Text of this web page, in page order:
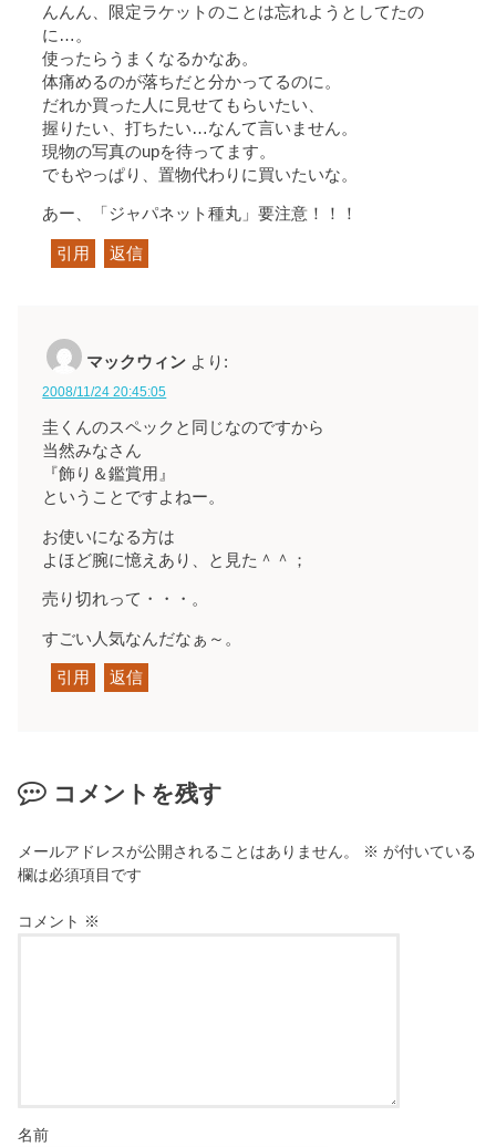
んんん、限定ラケットのことは忘れようとしてたの
に…。
使ったらうまくなるかなあ。
体痛めるのが落ちだと分かってるのに。
だれか買った人に見せてもらいたい、
握りたい、打ちたい…なんて言いません。
現物の写真のupを待ってます。
でもやっぱり、置物代わりに買いたいな。
あー、「ジャパネット種丸」要注意！！！
引用 返信
マックウィン より:
2008/11/24 20:45:05
圭くんのスペックと同じなのですから
当然みなさん
『飾り＆鑑賞用』
ということですよねー。
お使いになる方は
よほど腕に憶えあり、と見た＾＾；
売り切れって・・・。
すごい人気なんだなぁ～。
引用 返信
コメントを残す
メールアドレスが公開されることはありません。 ※ が付いている
欄は必須項目です
コメント ※
名前